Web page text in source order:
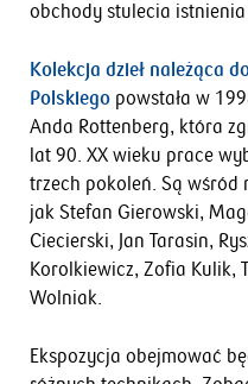
obchody stulecia istnienia
Kolekcja dzieł należąca
Polskiegopowstała w
Anda Rottenberg, która
lat 90. XX wieku prace
trzech pokoleń. Są wśród
jak Stefan Gierowski,
Ciecierski, Jan Tarasin,
Korolkiewicz, Zofia Kulik,
Wolniak.
Ekspozycja obejmować